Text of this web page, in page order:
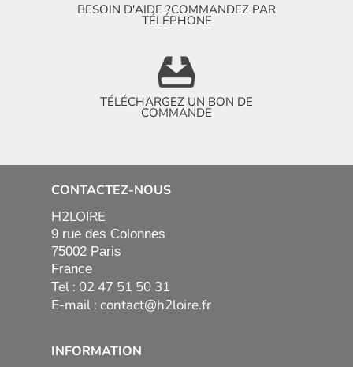
BESOIN D'AIDE ?COMMANDEZ PAR
TÉLÉPHONE
TÉLÉCHARGEZ UN BON DE
COMMANDE
CONTACTEZ-NOUS
H2LOIRE
9 rue des Colonnes
75002 Paris
France
Tel : 02 47 51 50 31
E-mail : contact@h2loire.fr
INFORMATION